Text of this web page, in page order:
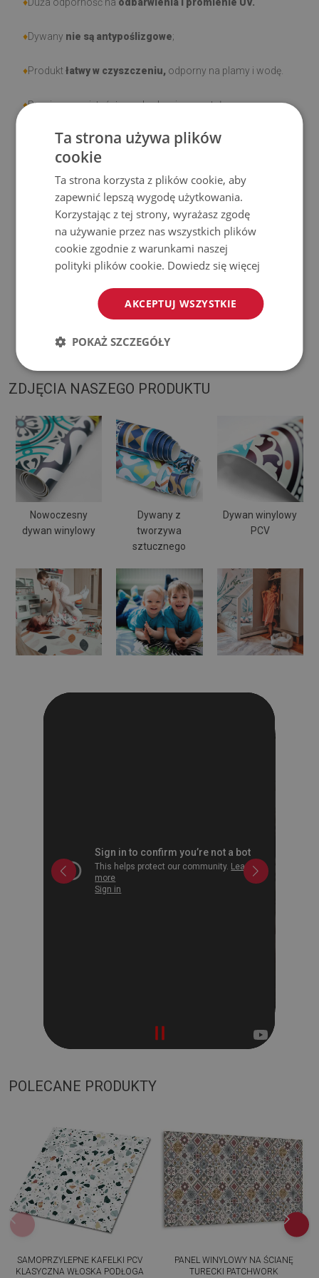
♦Dywany nie są antypoślizgowe;
♦Produktłatwy w czyszczeniu, odporny na plamy i wodę.
♦Prosimy pamiętać, że uszkodzenia powstałe przy
podlegają reklamacjom.
Jak dbać o produkt?
Czyść wilgotną szmatką —nie używaj silnych środków
chemicznych.
Regularnie wietrz dolną warstwę dywanu.
Mata jest przeznaczona do użytku natwardej
. Po umieszczeniu na miękkiej powierzchni
może się wyginać i przesuwać.
ZDJĘCIA NASZEGO PRODUKTU
Nowoczesny
dywan winylowy
Dywany z
tworzywa
sztucznego
Dywan winylowy
PCV
POLECANE PRODUKTY
SAMOPRZYLEPNE KAFELKI PCV
KLASYCZNA WŁOSKA PODŁOGA
PANEL WINYLOWY NA ŚCIANĘ
TURECKI PATCHWORK
Ta strona używa plików
cookie
Ta strona korzysta z plików cookie, aby
zapewnić lepszą wygodę użytkowania.
Korzystając z tej strony, wyrażasz zgodę
na używanie przez nas wszystkich plików
cookie zgodnie z warunkami naszej
polityki plików cookie. Dowiedz się więcej
AKCEPTUJ WSZYSTKIE
POKAŻ SZCZEGÓŁY